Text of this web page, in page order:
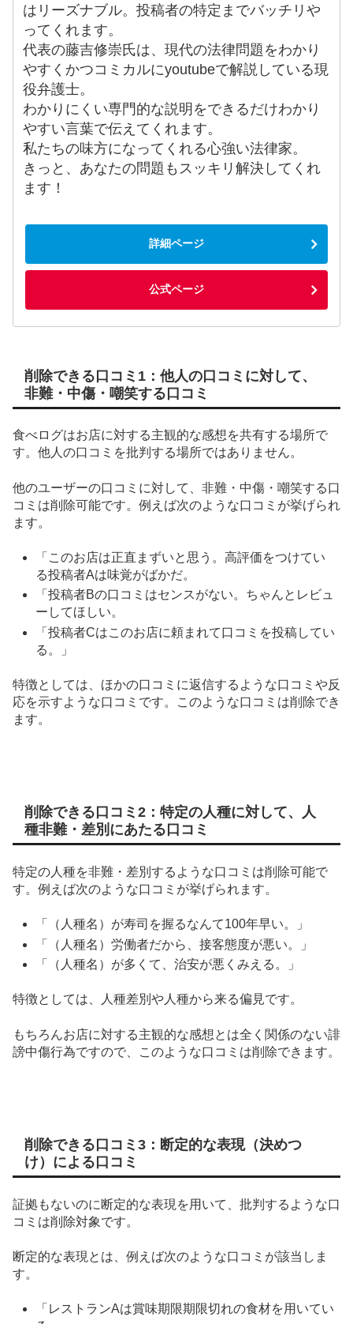
はリーズナブル。投稿者の特定までバッチリや
ってくれます。
代表の藤吉修崇氏は、現代の法律問題をわかり
やすくかつコミカルにyoutubeで解説している現
役弁護士。
わかりにくい専門的な説明をできるだけわかり
やすい言葉で伝えてくれます。
私たちの味方になってくれる心強い法律家。
きっと、あなたの問題もスッキリ解決してくれ
ます！
詳細ページ
公式ページ
削除できる口コミ1：他人の口コミに対して、
非難・中傷・嘲笑する口コミ
食べログはお店に対する主観的な感想を共有する場所で
す。他人の口コミを批判する場所ではありません。
他のユーザーの口コミに対して、非難・中傷・嘲笑する口
コミは削除可能です。例えば次のような口コミが挙げられ
ます。
「このお店は正直まずいと思う。高評価をつけてい
る投稿者Aは味覚がばかだ。
「投稿者Bの口コミはセンスがない。ちゃんとレビュ
ーしてほしい。
「投稿者Cはこのお店に頼まれて口コミを投稿してい
る。」
特徴としては、ほかの口コミに返信するような口コミや反
応を示すような口コミです。このような口コミは削除でき
ます。
削除できる口コミ2：特定の人種に対して、人
種非難・差別にあたる口コミ
特定の人種を非難・差別するような口コミは削除可能で
す。例えば次のような口コミが挙げられます。
「（人種名）が寿司を握るなんて100年早い。」
「（人種名）労働者だから、接客態度が悪い。」
「（人種名）が多くて、治安が悪くみえる。」
特徴としては、人種差別や人種から来る偏見です。
もちろんお店に対する主観的な感想とは全く関係のない誹
謗中傷行為ですので、このような口コミは削除できます。
削除できる口コミ3：断定的な表現（決めつ
け）による口コミ
証拠もないのに断定的な表現を用いて、批判するような口
コミは削除対象です。
断定的な表現とは、例えば次のような口コミが該当しま
す。
「レストランAは賞味期限期限切れの食材を用いてい